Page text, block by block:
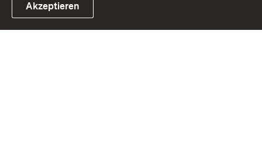
Link zum Landesportal
Akzeptieren